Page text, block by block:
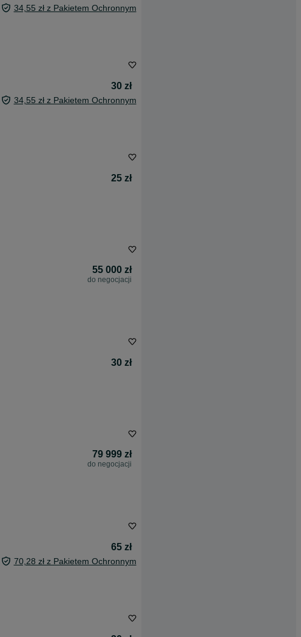
34,55 zł z Pakietem Ochronnym
30 zł
34,55 zł z Pakietem Ochronnym
25 zł
55 000 zł
do negocjacji
30 zł
79 999 zł
do negocjacji
65 zł
70,28 zł z Pakietem Ochronnym